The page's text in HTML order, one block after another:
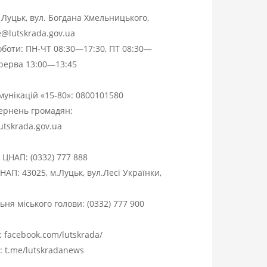
вул. Богдана Хмельницького,
ПН-ЧТ 08:30—17:30, ПТ 08:30—
13:00—13:45
«15-80»: 0800101580
громадян:
ЦНАП: (0332) 777 888
43025, м.Луцьк, вул.Лесі Українки,
міського голови: (0332) 777 900
facebook.com/lutskrada/
t.me/lutskradanews